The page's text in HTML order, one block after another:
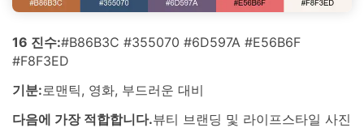
16 진수:#B86B3C #355070 #6D597A #E56B6F
#F8F3ED
기분: 로맨틱, 영화, 부드러운 대비
다음에 가장 적합합니다.뷰티 브랜딩 및 라이프스타일 사진